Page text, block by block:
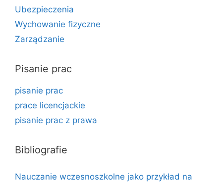
Ubezpieczenia
Wychowanie fizyczne
Zarządzanie
Pisanie prac
pisanie prac
prace licencjackie
pisanie prac z prawa
Bibliografie
Nauczanie wczesnoszkolne jako przykład na